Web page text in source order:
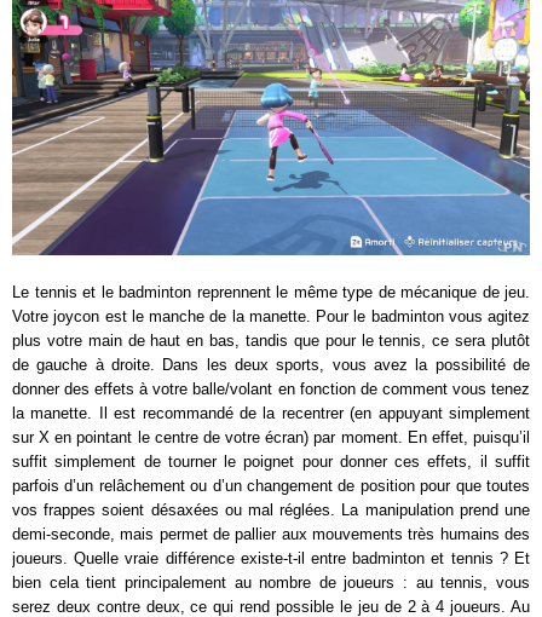
Le tennis et le badminton reprennent le même type de mécanique de jeu.
Votre joycon est le manche de la manette. Pour le badminton vous agitez
plus votre main de haut en bas, tandis que pour le tennis, ce sera plutôt
de gauche à droite. Dans les deux sports, vous avez la possibilité de
donner des effets à votre balle/volant en fonction de comment vous tenez
la manette. Il est recommandé de la recentrer (en appuyant simplement
sur X en pointant le centre de votre écran) par moment. En effet, puisqu’il
suffit simplement de tourner le poignet pour donner ces effets, il suffit
parfois d’un relâchement ou d’un changement de position pour que toutes
vos frappes soient désaxées ou mal réglées. La manipulation prend une
demi-seconde, mais permet de pallier aux mouvements très humains des
joueurs. Quelle vraie différence existe-t-il entre badminton et tennis ? Et
bien cela tient principalement au nombre de joueurs : au tennis, vous
serez deux contre deux, ce qui rend possible le jeu de 2 à 4 joueurs. Au